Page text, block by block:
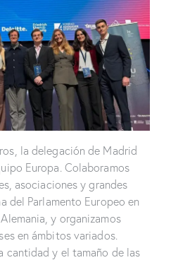
la delegación de Madrid
Europa. Colaboramos
asociaciones y grandes
del Parlamento Europeo en
y organizamos
en ámbitos variados.
cantidad y el tamaño de las